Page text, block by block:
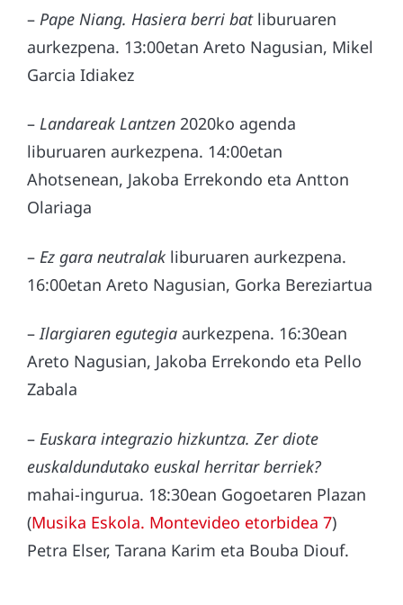
– Pape Niang. Hasiera berri batliburuaren
aurkezpena. 13:00etan Areto Nagusian, Mikel
Garcia Idiakez
– Landareak Lantzen 2020ko agenda
liburuaren aurkezpena. 14:00etan
Ahotsenean, Jakoba Errekondo eta Antton
Olariaga
– Ez gara neutralak liburuaren aurkezpena.
16:00etan Areto Nagusian, Gorka Bereziartua
–Ilargiaren egutegia aurkezpena. 16:30ean
Areto Nagusian, Jakoba Errekondo eta Pello
Zabala
– Euskara integrazio hizkuntza. Zer diote
euskaldundutako euskal herritar berriek?
mahai-ingurua. 18:30ean Gogoetaren Plazan
(Musika Eskola. Montevideo etorbidea 7)
Petra Elser, Tarana Karim eta Bouba Diouf.